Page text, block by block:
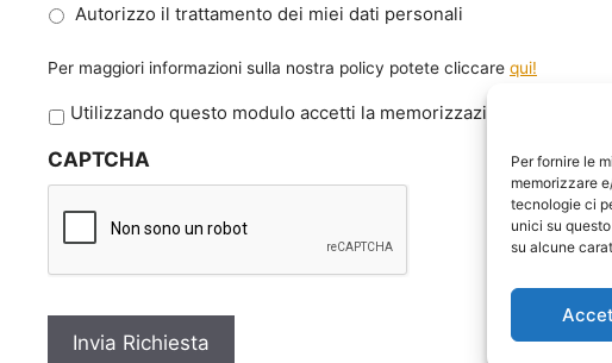
Per fornire le
memorizzare
tecnologie ci
unici su
su alcune
Autorizzo il trattamento dei miei dati personali
Per maggiori informazioni sulla nostra policy potete cliccare qui!
P
i
v
y
Utilizzando questo modulo accetti la memorizzazione e la
CAPTCHA